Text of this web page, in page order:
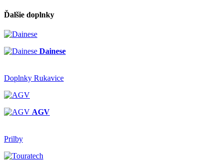
Ďalšie doplnky
Dainese
Doplnky Rukavice
AGV
Prilby